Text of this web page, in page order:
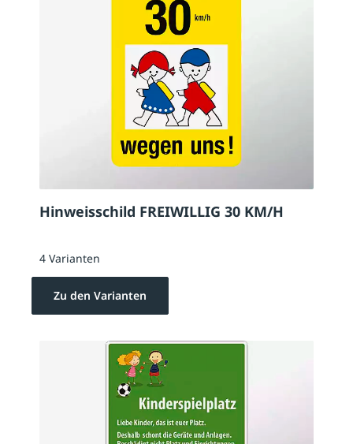
Hinweisschild FREIWILLIG 30 KM/H
4 Varianten
Zu den Varianten